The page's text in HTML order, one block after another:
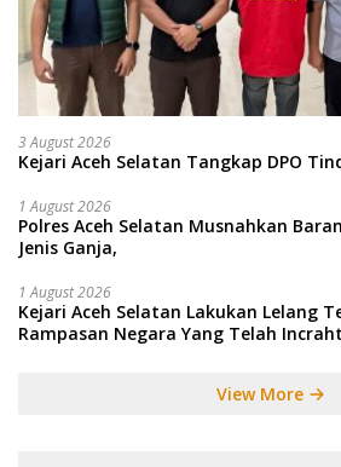
3 August 2026
Kejari Aceh Selatan Tangkap DPO
1 August 2026
Polres Aceh Selatan Musnahkan
Jenis Ganja,
1 August 2026
Kejari Aceh Selatan Lakukan Lelang
Rampasan Negara Yang Telah
View More